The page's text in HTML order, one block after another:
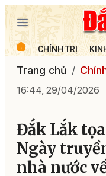
CHÍNH TRỊ
Trang chủ
16:44, 29/04/2026
Đắk Lắk
Ngày
nhà nước